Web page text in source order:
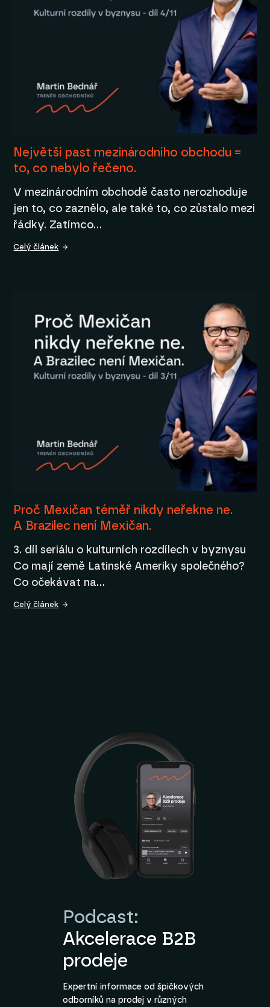
Největší past mezinárodního obchodu =
to, co nebylo řečeno.
V mezinárodním obchodě často nerozhoduje
jen to, co zaznělo, ale také to, co zůstalo mezi
řádky. Zatímco…
Celý článek
Proč Mexičan téměř nikdy neřekne ne.
A Brazilec není Mexičan.
3. díl seriálu o kulturních rozdílech v byznysu
Co mají země Latinské Ameriky společného?
Co očekávat na…
Celý článek
Podcast:
Akcelerace B2B
prodeje
Expertní informace od špičkových
odborníků na prodej v různých